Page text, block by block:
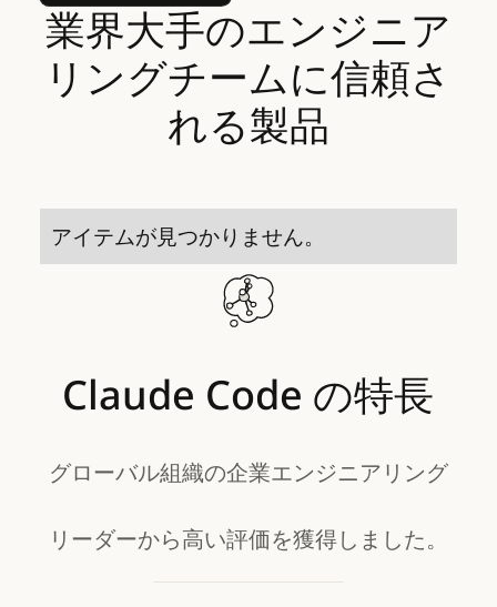
業界大手のエンジニア
リングチームに信頼さ
れる製品
アイテムが見つかりません。
Claude Code の特長
グローバル組織の企業エンジニアリング
リーダーから高い評価を獲得しました。